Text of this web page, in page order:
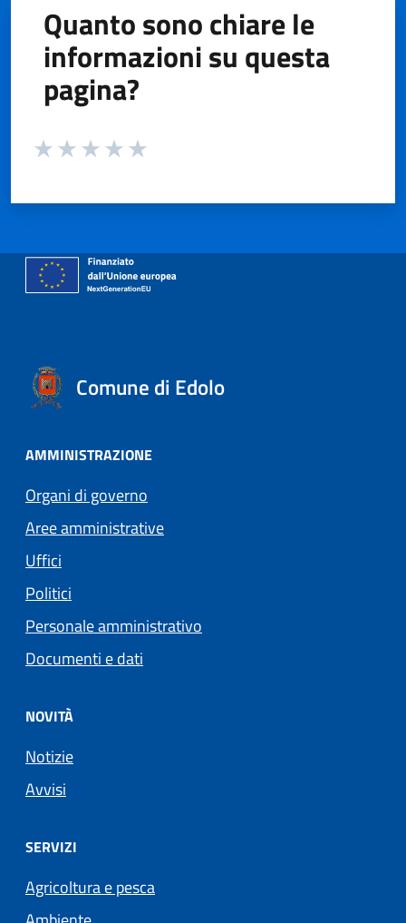
Quanto sono chiare le
informazioni su questa
pagina?
Valuta da 1 a 5 stelle la pagina
Comune di Edolo
AMMINISTRAZIONE
Organi di governo
Aree amministrative
Uffici
Politici
Personale amministrativo
Documenti e dati
NOVITÀ
Notizie
Avvisi
SERVIZI
Agricoltura e pesca